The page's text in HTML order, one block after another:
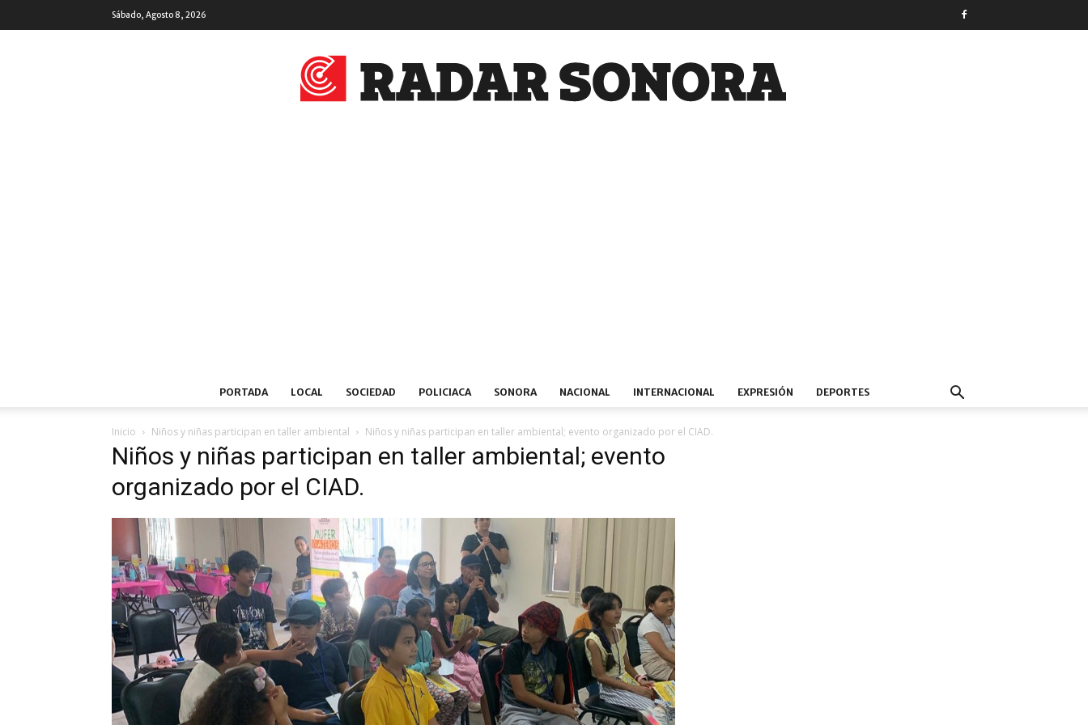
Sábado, Agosto 8, 2026
PORTADA LOCAL SOCIEDAD POLICIACA SONORA NACIONAL INTERNACIONAL EXPRESIÓN DEPORTES
Inicio Niños y niñas participan en taller ambiental Niños y niñas participan en taller ambiental; evento organizado por el CIAD.
Niños y niñas participan en taller ambiental; evento
organizado por el CIAD.